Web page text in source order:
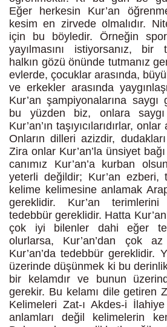
Eğer herkesin Kur’an
kesim en zirvede olmalıdır.
için bu böyledir. Örneğin
yayılmasını istiyorsanız, bir
halkın gözü önünde tutmanız
evlerde, çocuklar arasında,
ve erkekler arasında
Kur’an şampiyonalarına
bu yüzden biz, onlara
Kur’an’ın taşıyıcılarıdırlar,
Onların dilleri azizdir,
Zira onlar Kur’an’la ünsiyet
canımız Kur’an’a kurban
yeterli değildir; Kur’an ezberi,
kelime kelimesine anlamak
gereklidir. Kur’an terimlerini
tedebbür gereklidir. Hatta
çok iyi bilenler dahi eğer
olurlarsa, Kur’an’dan çok az
Kur’an’da tedebbür gereklidir.
üzerinde düşünmek ki bu
bir kelamdır ve bunun
gerekir. Bu kelamı dile getiren
Kelimeleri Zat-ı Akdes-i
anlamları değil kelimelerin